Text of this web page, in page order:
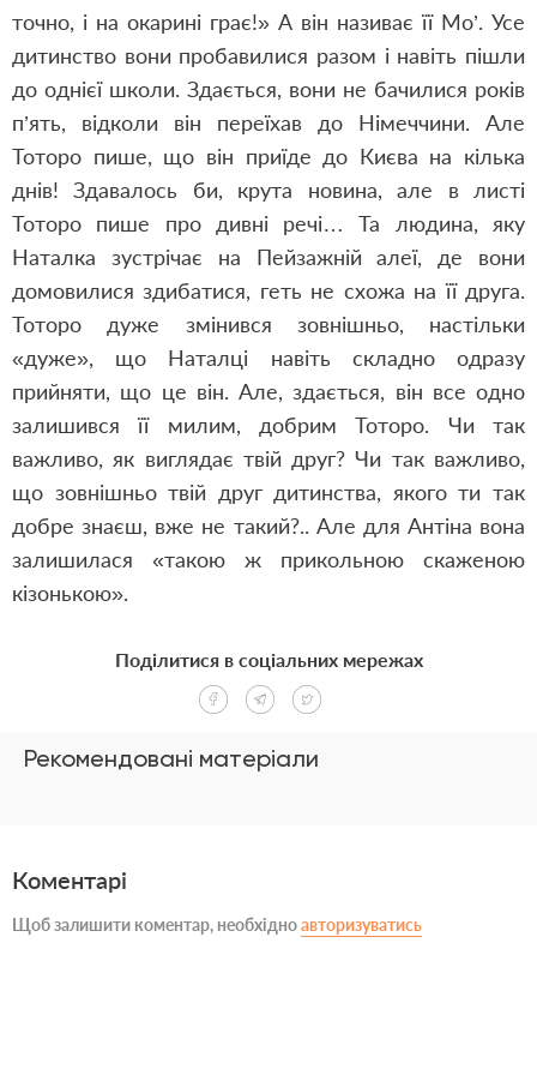
точно, і на окарині грає!» А він називає її Мо’. Усе
дитинство вони пробавилися разом і навіть пішли
до однієї школи. Здається, вони не бачилися років
п’ять, відколи він переїхав до Німеччини. Але
Тоторо пише, що він приїде до Києва на кілька
днів! Здавалось би, крута новина, але в листі
Тоторо пише про дивні речі… Та людина, яку
Наталка зустрічає на Пейзажній алеї, де вони
домовилися здибатися, геть не схожа на її друга.
Тоторо дуже змінився зовнішньо, настільки
«дуже», що Наталці навіть складно одразу
прийняти, що це він. Але, здається, він все одно
залишився її милим, добрим Тоторо. Чи так
важливо, як виглядає твій друг? Чи так важливо,
що зовнішньо твій друг дитинства, якого ти так
добре знаєш, вже не такий?.. Але для Антіна вона
залишилася «такою ж прикольною скаженою
кізонькою».
Рекомендовані матеріали
Поділитися в соціальних мережах
Коментарі
Щоб залишити коментар, необхідноавторизуватись